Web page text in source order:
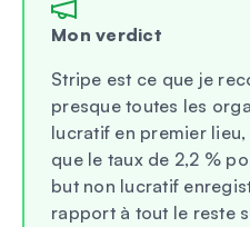
Mon verdict
Stripe est ce que je
presque toutes les
lucratif en premier
que le taux de 2,2 %
but non lucratif
rapport à tout le reste